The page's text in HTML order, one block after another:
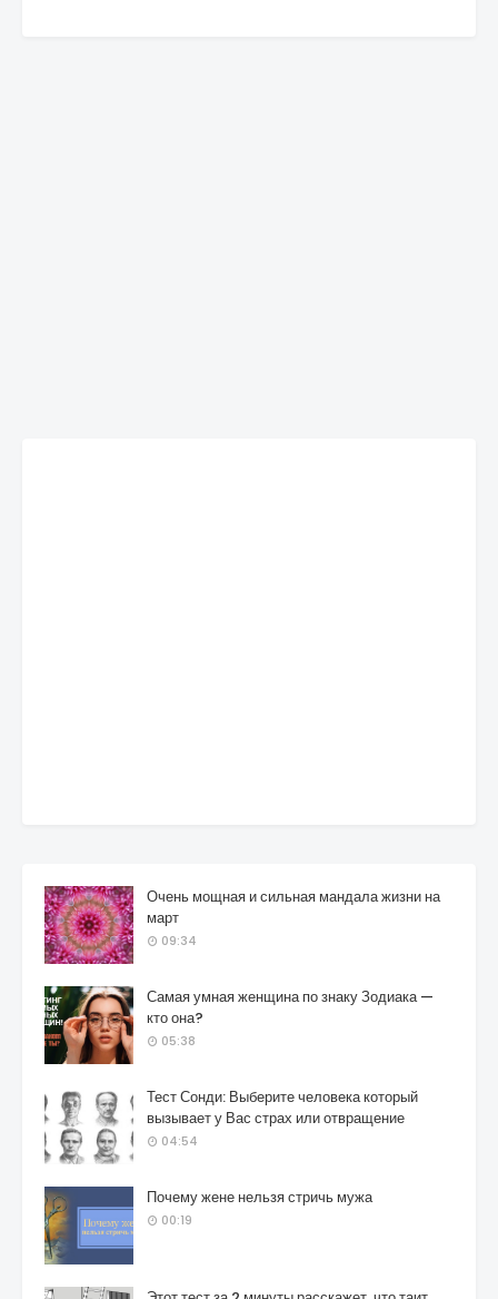
Очень мощная и сильная мандала жизни на
март
09:34
Самая умная женщина по знаку Зодиака —
кто она?
05:38
Тест Сонди: Выберите человека который
вызывает у Вас страх или отвращение
04:54
Почему жене нельзя стричь мужа
00:19